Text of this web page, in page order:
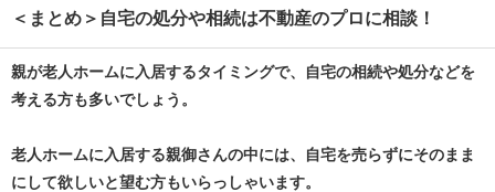
＜まとめ＞自宅の処分や相続は不動産のプロに相談！
親が老人ホームに入居するタイミングで、自宅の相続や処分などを
考える方も多いでしょう。
老人ホームに入居する親御さんの中には、自宅を売らずにそのまま
にして欲しいと望む方もいらっしゃいます。